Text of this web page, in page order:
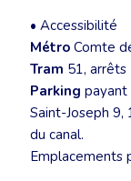
• Accessibilité
Métro Comte
Tram 51,
Parking payant
Saint-Joseph 9,
du canal.
Emplacements